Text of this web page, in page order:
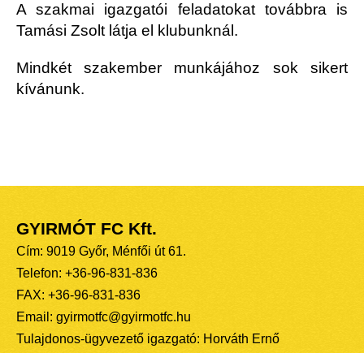
A szakmai igazgatói feladatokat továbbra is
Tamási Zsolt látja el klubunknál.
Mindkét szakember munkájához sok sikert
kívánunk.
GYIRMÓT FC Kft.
Cím: 9019 Győr, Ménfői út 61.
Telefon: +36-96-831-836
FAX: +36-96-831-836
Email: gyirmotfc@gyirmotfc.hu
Tulajdonos-ügyvezető igazgató: Horváth Ernő